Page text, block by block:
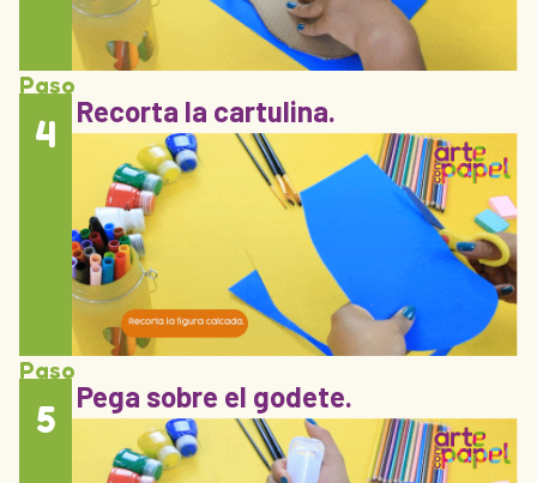
Paso
4 Recorta la cartulina.
Paso
5 Pega sobre el godete.